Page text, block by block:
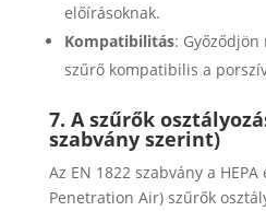
előírásoknak.
Kompatibilitás: Győződjön
szűrő kompatibilis a
7. A szűrők
szabvány szerint)
Az EN 1822 szabvány a HEPA
Penetration Air) szűrők